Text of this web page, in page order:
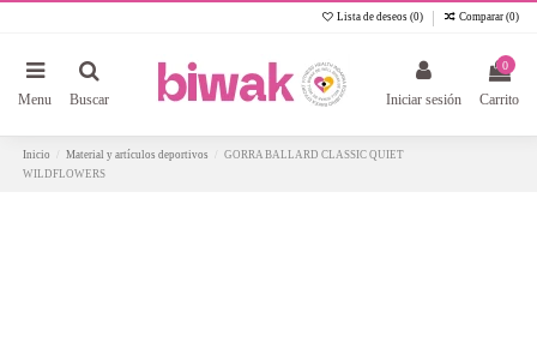
Lista de deseos (0) Comparar (0)
Menu Buscar Iniciar sesión
0
Carrito
Inicio Material y artículos deportivos
GORRA BALLARD CLASSIC QUIET
WILDFLOWERS